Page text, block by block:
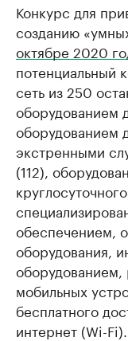
Конкурс для
созданию
октябре 2020
потенциальный
сеть из 250
оборудованием
оборудованием
экстренными
(112),
обеспечением,
оборудования,
оборудованием,
мобильных
бесплатного
интернет (Wi-Fi).